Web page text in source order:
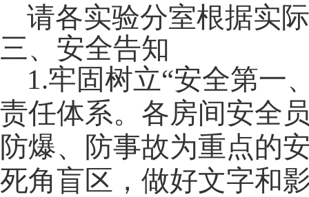
请各实验分室根据实
三、安全告知
1.牢固树立“安全第一
责任体系。各房间安全
防爆、防事故为重点的
死角盲区，做好文字和